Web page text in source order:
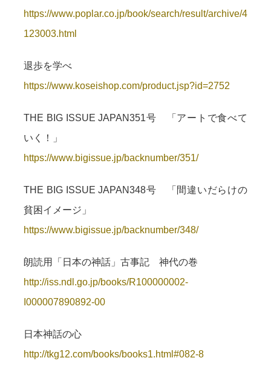
https://www.poplar.co.jp/book/search/result/archive/4
123003.html
退歩を学べ
https://www.koseishop.com/product.jsp?id=2752
THE BIG ISSUE JAPAN351号 「アートで食べて
いく！」
https://www.bigissue.jp/backnumber/351/
THE BIG ISSUE JAPAN348号 「間違いだらけの
貧困イメージ」
https://www.bigissue.jp/backnumber/348/
朗読用「日本の神話」古事記 神代の巻
http://iss.ndl.go.jp/books/R100000002-
I000007890892-00
日本神話の心
http://tkg12.com/books/books1.html#082-8